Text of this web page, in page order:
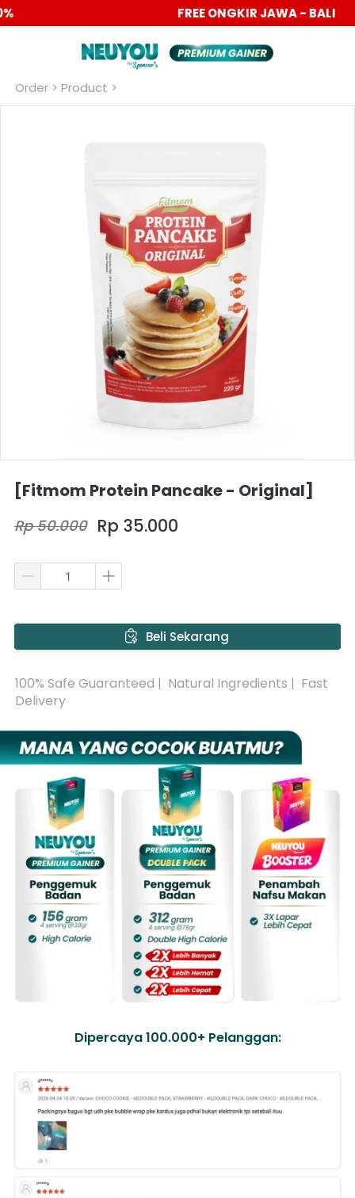
PROMO 6.6 BIG SALE DISC UP TO 40%
Order > Product >
[Fitmom Protein Pancake - Original]
Rp 50.000 Rp 35.000
` Beli Sekarang
100% Safe Guaranteed |  Natural Ingredients |  Fast
Delivery
Dipercaya 100.000+ Pelanggan: